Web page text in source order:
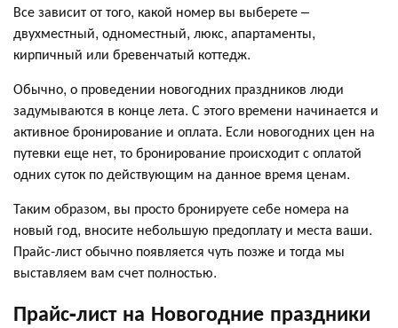
Все зависит от того, какой номер вы выберете –
двухместный, одноместный, люкс, апартаменты,
кирпичный или бревенчатый коттедж.
Обычно, о проведении новогодних праздников люди
задумываются в конце лета. С этого времени начинается и
активное бронирование и оплата. Если новогодних цен на
путевки еще нет, то бронирование происходит с оплатой
одних суток по действующим на данное время ценам.
Таким образом, вы просто бронируете себе номера на
новый год, вносите небольшую предоплату и места ваши.
Прайс-лист обычно появляется чуть позже и тогда мы
выставляем вам счет полностью.
Прайс-лист на Новогодние праздники